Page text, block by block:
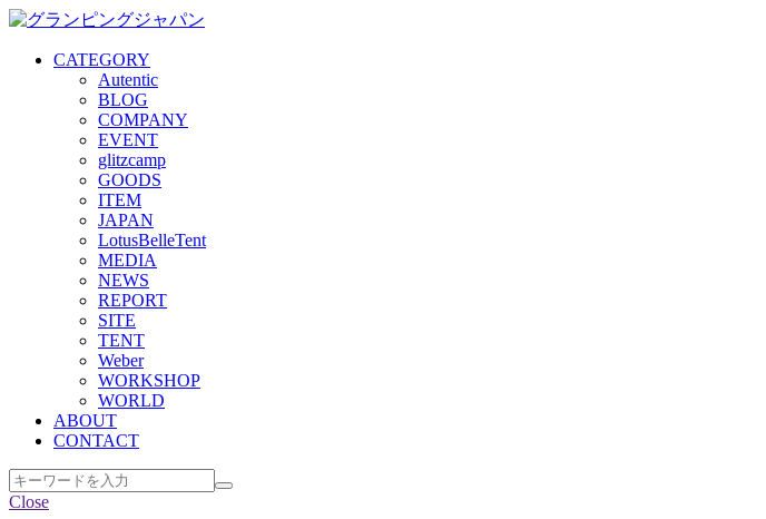
CATEGORY
Autentic
BLOG
COMPANY
EVENT
glitzcamp
GOODS
ITEM
JAPAN
LotusBelleTent
MEDIA
NEWS
REPORT
SITE
TENT
Weber
WORKSHOP
WORLD
ABOUT
CONTACT
Close